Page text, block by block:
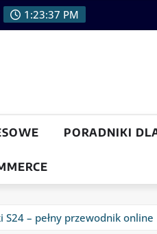
1:23:38 PM
PORADNIKI
S24 – pełny przewodnik online